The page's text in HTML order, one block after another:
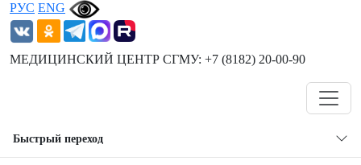
РУС ENG
МЕДИЦИНСКИЙ ЦЕНТР СГМУ: +7 (8182) 20-00-90
Быстрый переход